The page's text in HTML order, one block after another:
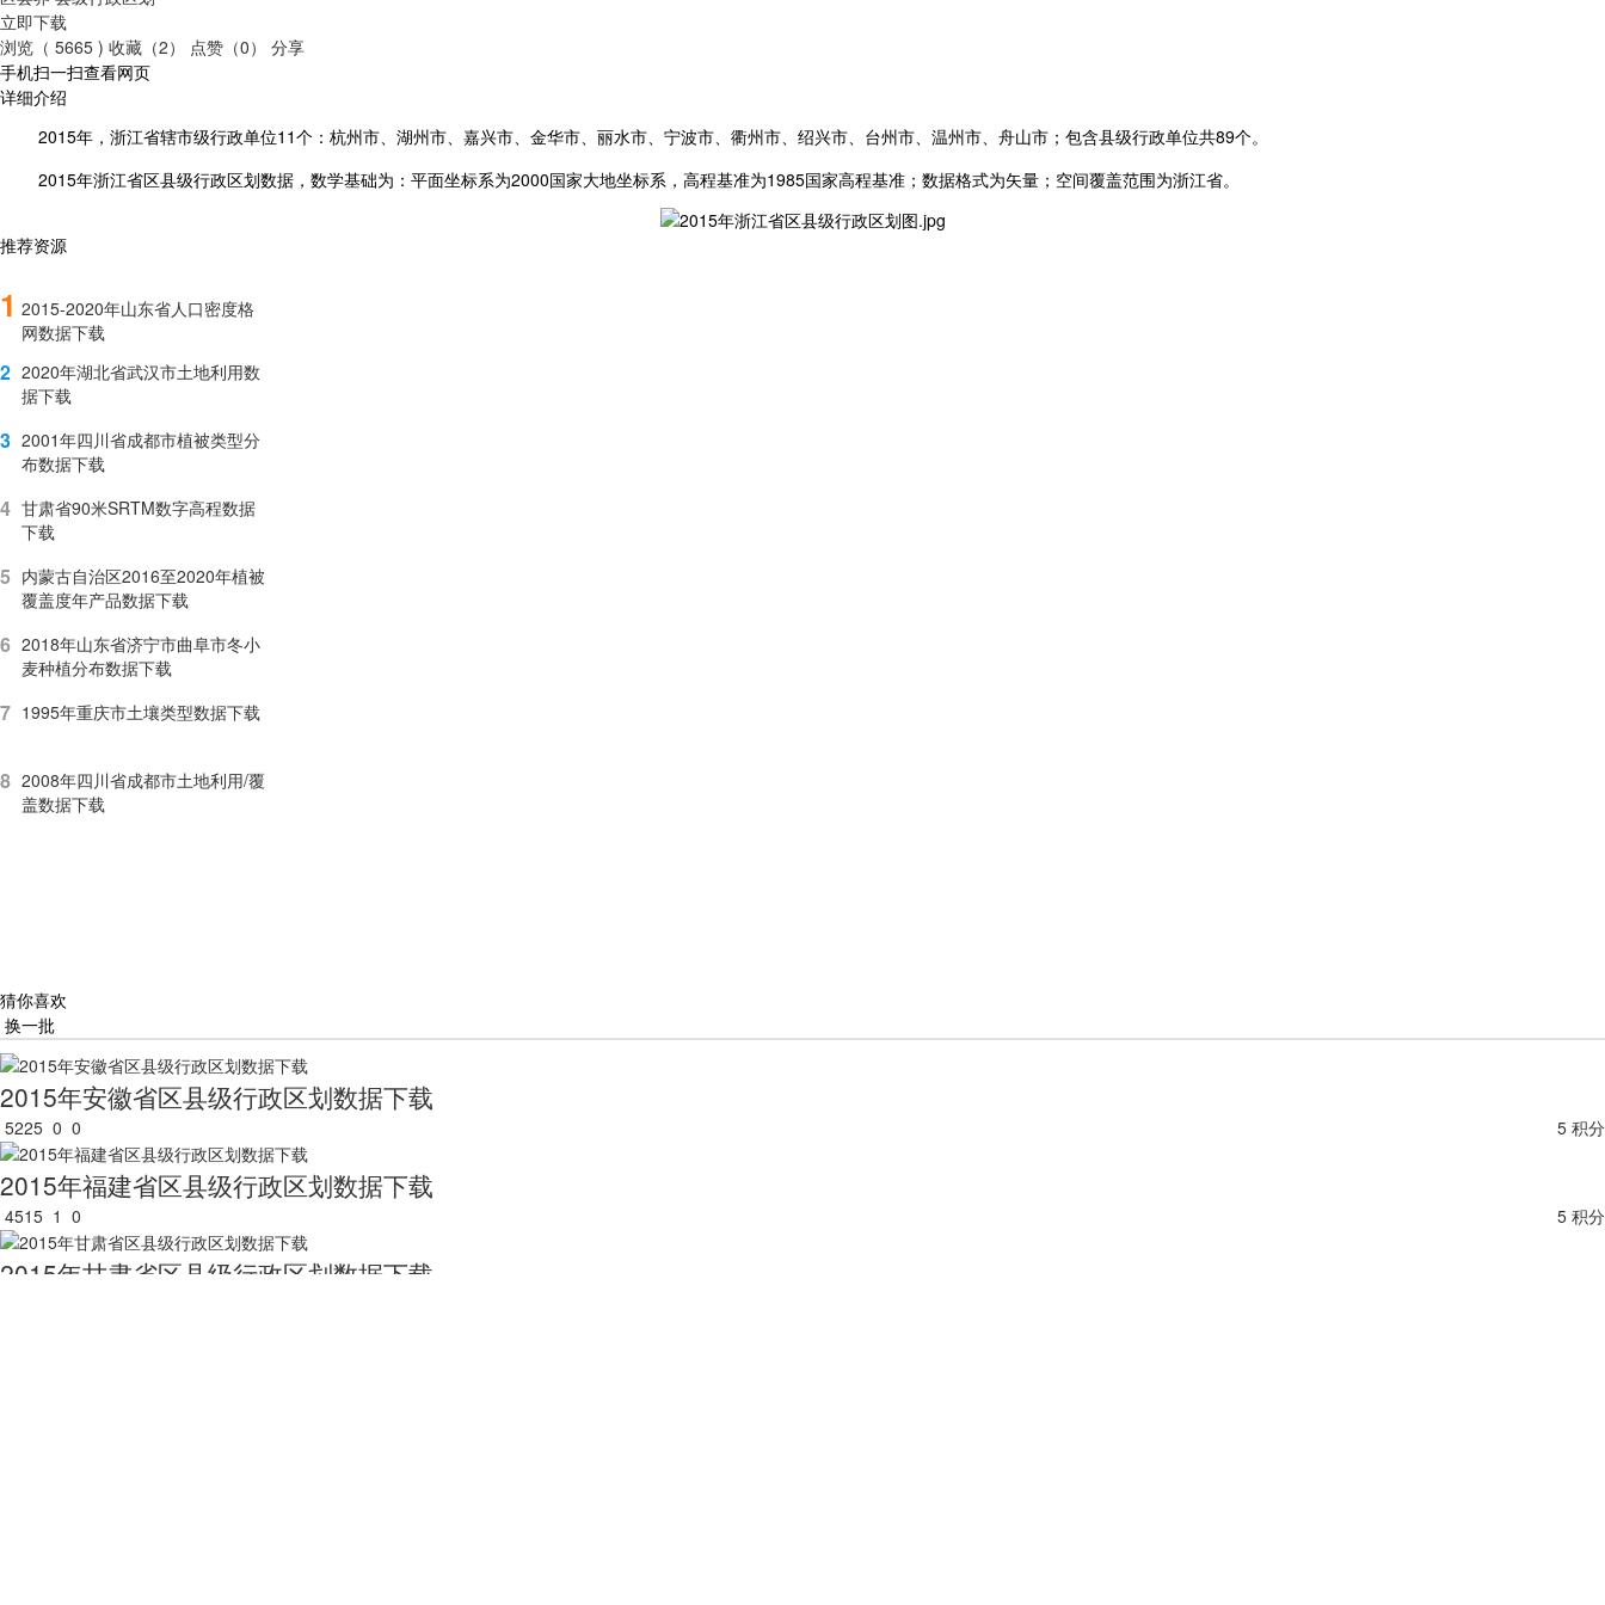
立即下载
浏览（ 5665 ) 收藏（2） 点赞（0）
分享
手机扫一扫查看网页
详细介绍
2015年，浙江省辖市级行政单位11个：杭州市、湖州市、嘉兴市、金华市、丽水市、宁波市、衢州市、绍兴市、台州市、温州市、舟山市；包含县级行政单位共89个。
2015年浙江省区县级行政区划数据，数学基础为：平面坐标系为2000国家大地坐标系，高程基准为1985国家高程基准；数据格式为矢量；空间覆盖范围为浙江省。
推荐资源
1 2015-2020年山东省人口密度格
网数据下载
2 2020年湖北省武汉市土地利用数
据下载
3 2001年四川省成都市植被类型分
布数据下载
4 甘肃省90米SRTM数字高程数据
下载
5 内蒙古自治区2016至2020年植被
覆盖度年产品数据下载
6 2018年山东省济宁市曲阜市冬小
麦种植分布数据下载
7 1995年重庆市土壤类型数据下载
8 2008年四川省成都市土地利用/覆
盖数据下载
猜你喜欢
换一批
2015年安徽省区县级行政区划数据下载
5225 0 0 5 积分
2015年福建省区县级行政区划数据下载
4515 1 0 5 积分
2015年甘肃省区县级行政区划数据下载